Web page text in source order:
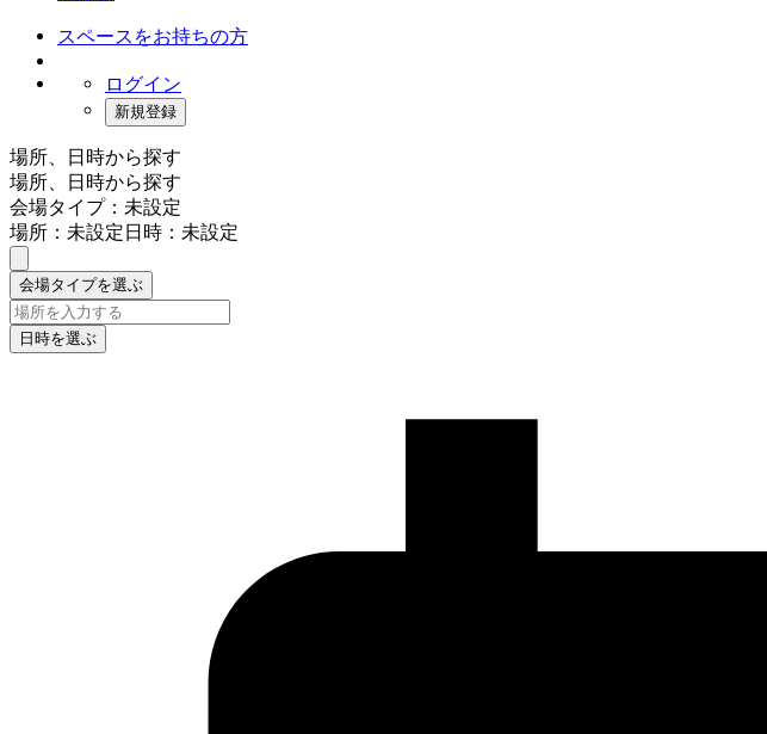
スペースをお持ちの方
ログイン
新規登録
場所、日時から探す
場所、日時から探す
会場タイプ：未設定
場所：未設定日時：未設定
会場タイプを選ぶ
日時を選ぶ